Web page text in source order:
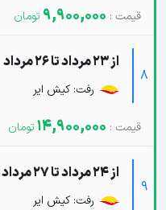
9,900,000
8
از 23 مرداد تا 26 مرداد
رفت: کیش ایر
14,900,000
9
از 24 مرداد تا 27 مرداد
رفت: کیش ایر